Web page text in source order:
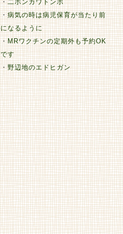
・二ホンカワトンボ
・病気の時は病児保育が当たり前
になるように
・MRワクチンの定期外も予約OK
です
・野辺地のエドヒガン